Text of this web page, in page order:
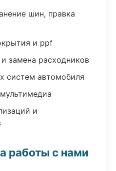
шин, правка
и ppf
замена расходников
систем автомобиля
и
работы с нами